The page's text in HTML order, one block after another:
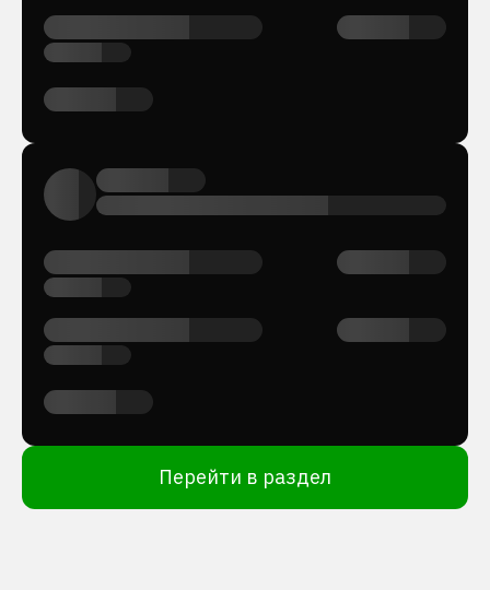
Перейти в раздел